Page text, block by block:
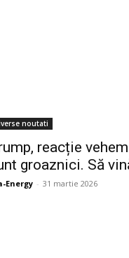
noutati
reacție
groaznici. Să
Energy - 31 martie 2026